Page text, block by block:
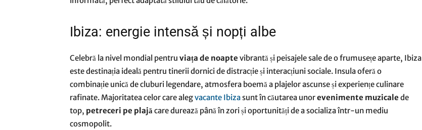
Ibiza: energie intensă și nopți albe
Celebră la nivel mondial pentru viața de noapte vibrantă și peisajele sale de o frumusețe aparte, Ibiza
este destinația ideală pentru tinerii dornici de distracție și interacțiuni sociale. Insula oferă o
combinație unică de cluburi legendare, atmosfera boemă a plajelor ascunse și experiențe culinare
rafinate. Majoritatea celor care alegvacante Ibizasunt în căutarea unorevenimente muzicale de
top, petreceri pe plajăcare durează până în zori și oportunități de a socializa într-un mediu
cosmopolit.